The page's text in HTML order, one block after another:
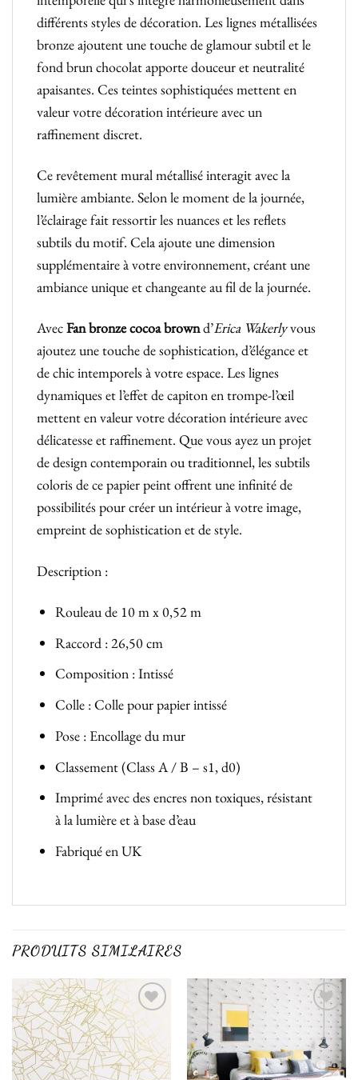
différents styles de décoration. Les lignes métallisées
bronze ajoutent une touche de glamour subtil et le
fond brun chocolat apporte douceur et neutralité
apaisantes. Ces teintes sophistiquées mettent en
valeur votre décoration intérieure avec un
raffinement discret.
Ce revêtement mural métallisé interagit avec la
lumière ambiante. Selon le moment de la journée,
l’éclairage fait ressortir les nuances et les reflets
subtils du motif. Cela ajoute une dimension
supplémentaire à votre environnement, créant une
ambiance unique et changeante au fil de la journée.
AvecFan bronze cocoa brownd’Erica Wakerlyvous
ajoutez une touche de sophistication, d’élégance et
de chic intemporels à votre espace. Les lignes
dynamiques et l’effet de capiton en trompe-l’œil
mettent en valeur votre décoration intérieure avec
délicatesse et raffinement. Que vous ayez un projet
de design contemporain ou traditionnel, les subtils
coloris de ce papier peint offrent une infinité de
possibilités pour créer un intérieur à votre image,
empreint de sophistication et de style.
Description :
Rouleau de 10 m x 0,52 m
Raccord : 26,50 cm
Composition : Intissé
Colle : Colle pour papier intissé
Pose : Encollage du mur
Classement (Class A / B – s1, d0)
Imprimé avec des encres non toxiques, résistant
à la lumière et à base d’eau
Fabriqué en UK
PRODUITS SIMILAIRES
Ajouter
à la liste
de
souhaits
Ajouter
à la liste
de
souhaits